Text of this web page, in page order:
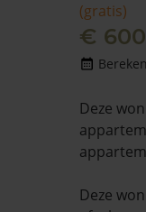
(gratis)
€
Deze
Deze